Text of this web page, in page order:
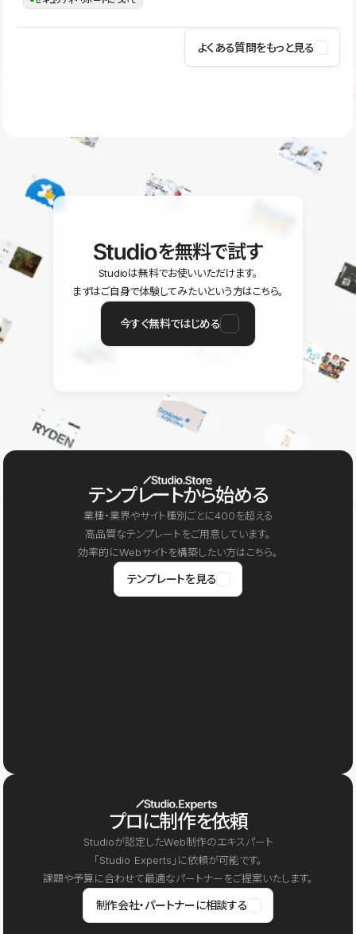
す。
はSSL/TLSによる通信暗号化に対応しており、悪質なスクリプトの
操作方法や機能については、ヘルプセンターでご確認いただけま
ユーザー同士で質問・相談できるコミュニティもご利用ください。
よくある質問をもっと見る
を無料で試す
Studioは無料でお使いいただけます。
まずはご自身で体験してみたいという方はこちら。
今すぐ無料ではじめる
テンプレートから始める
業種・業界やサイト種別ごとに400を超える
高品質なテンプレートをご用意しています。
効率的にWebサイトを構築したい方はこちら。
テンプレートを見る
プロに制作を依頼
Studioが認定したWeb制作のエキスパート
「Studio Experts」に依頼が可能です。
課題や予算に合わせて最適なパートナーをご提案いたします。
制作会社・パートナーに相談する